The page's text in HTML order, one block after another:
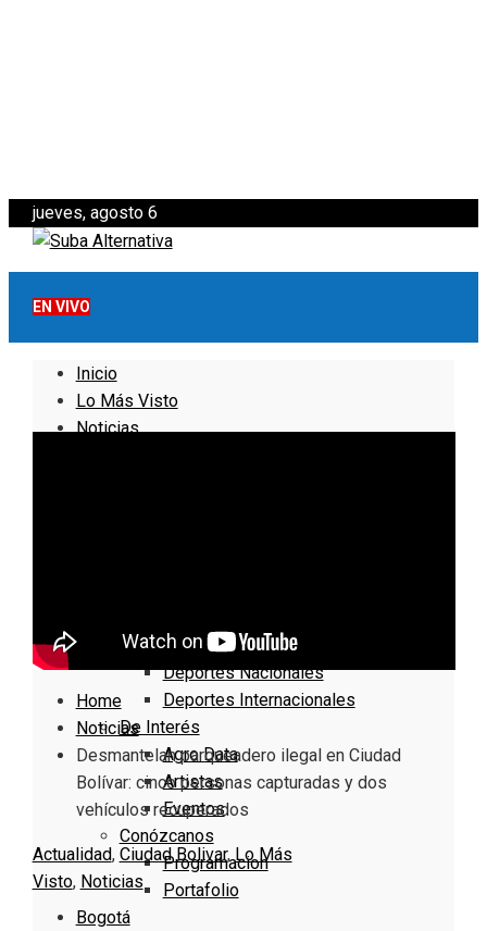
jueves, agosto 6
EN VIVO
Inicio
Lo Más Visto
Noticias
Deportes Locales
Deportes Nacionales
Deportes Internacionales
De Interés
Agro Data
Artistas
Eventos
Conózcanos
Programacion
Portafolio
Bogotá
Home
Noticias
Desmantelan parqueadero ilegal en Ciudad
Bolívar: cinco personas capturadas y dos
vehículos recuperados
Actualidad, Ciudad Bolivar, Lo Más
Visto, Noticias